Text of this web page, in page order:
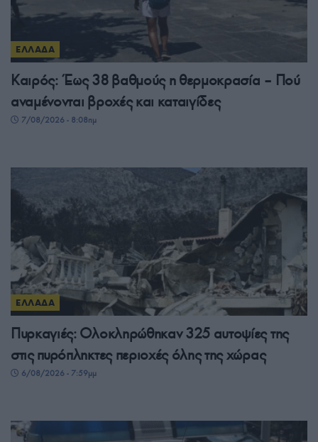
ΕΛΛΑΔΑ
Καιρός: Έως 38 βαθμούς η θερμοκρασία – Πού
αναμένονται βροχές και καταιγίδες
7/08/2026 - 8:08πμ
ΕΛΛΑΔΑ
Πυρκαγιές: Ολοκληρώθηκαν 325 αυτοψίες της
στις πυρόπληκτες περιοχές όλης της χώρας
6/08/2026 - 7:59μμ